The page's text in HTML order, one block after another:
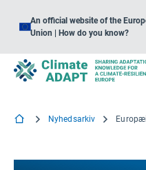
An official website of the
Union | How do you know?
Nyhedsarkiv